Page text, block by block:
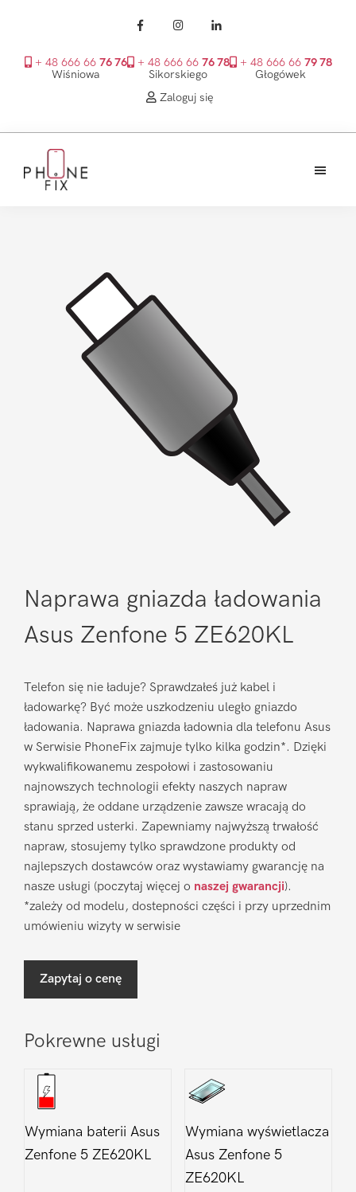
+ 48 666 66 76 76
Wiśniowa
+ 48 666 66 76 78
Sikorskiego
+ 48 666 66 79 78
Głogówek
Zaloguj się
głównego
Naprawa gniazda ładowania
Asus Zenfone 5 ZE620KL
Telefon się nie ładuje? Sprawdzałeś już kabel i
ładowarkę? Być może uszkodzeniu uległo gniazdo
ładowania. Naprawa gniazda ładownia dla telefonu Asus
w Serwisie PhoneFix zajmuje tylko kilka godzin*. Dzięki
wykwalifikowanemu zespołowi i zastosowaniu
najnowszych technologii efekty naszych napraw
sprawiają, że oddane urządzenie zawsze wracają do
stanu sprzed usterki. Zapewniamy najwyższą trwałość
napraw, stosujemy tylko sprawdzone produkty od
najlepszych dostawców oraz wystawiamy gwarancję na
nasze usługi (poczytaj więcej o naszej gwarancji).
*zależy od modelu, dostepności części i przy uprzednim
umówieniu wizyty w serwisie
Zapytaj o cenę
Pokrewne usługi
Wymiana baterii Asus
Zenfone 5 ZE620KL
Wymiana wyświetlacza
Asus Zenfone 5
ZE620KL